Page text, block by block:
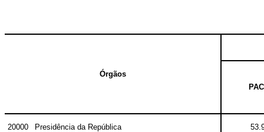
Órgãos
PAC
20000 Presidência da República